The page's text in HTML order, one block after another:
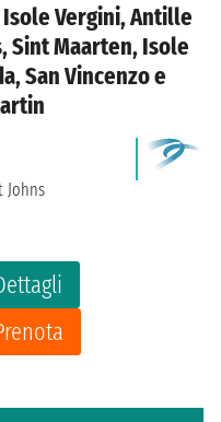
Vergini, Antille
Sint Maarten, Isole
San Vincenzo e
Johns